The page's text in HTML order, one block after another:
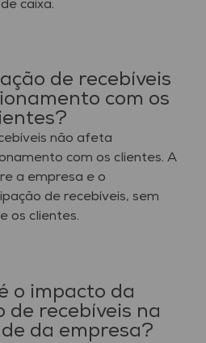
caixa.
de recebíveis
com os
não afeta
com os clientes. A
a empresa e o
de recebíveis, sem
os clientes.
o impacto da
de recebíveis na
da empresa?